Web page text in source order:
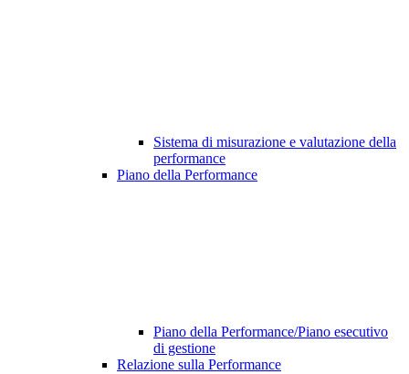
Sistema di misurazione e valutazione della
performance
Piano della Performance
Piano della Performance/Piano esecutivo
di gestione
Relazione sulla Performance